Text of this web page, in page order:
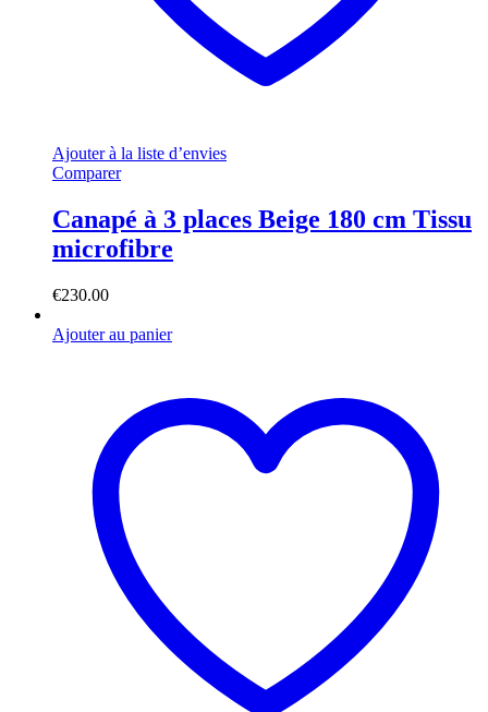
Ajouter à la liste d’envies
Comparer
Canapé à 3 places Beige 180 cm Tissu
microfibre
€230.00
Ajouter au panier